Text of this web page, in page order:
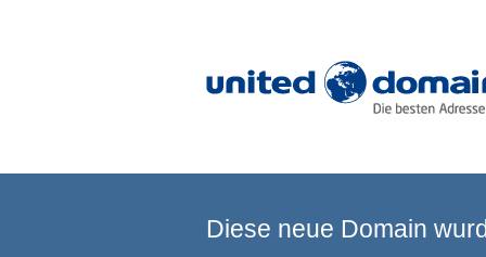
Diese neue Domain